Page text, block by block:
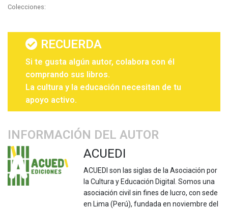
Colecciones:
RECUERDA
Si te gusta algún autor, colabora con él
comprando sus libros.
La cultura y la educación necesitan de tu
apoyo activo.
INFORMACIÓN DEL AUTOR
ACUEDI
ACUEDI son las siglas de la Asociación por
la Cultura y Educación Digital. Somos una
asociación civil sin fines de lucro, con sede
en Lima (Perú), fundada en noviembre del